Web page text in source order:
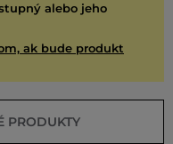
alebo jeho
ak bude produkt
PRODUKTY